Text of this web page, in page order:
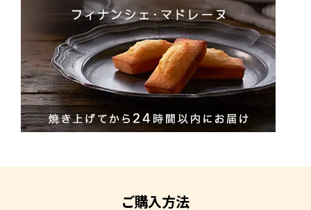
ご購入方法